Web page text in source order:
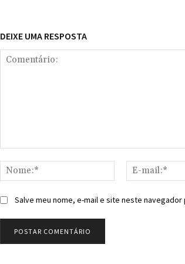
DEIXE UMA RESPOSTA
Nome:*
Salve meu nome, e-mail e site neste